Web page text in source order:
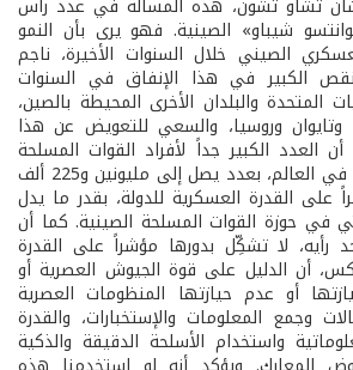
شيباو» الصينية. فهو يرى بأن النمو
الصيني خلال السنوات الأخيرة، ناجم
الكبير في هذا الإنفاق في السنوات
المتحدة والبلدان الأخرى المحيطة بالصين،
وتايوان وروسيا، والسعي للتعويض عن هذا
العدد الكبير جداً لأفراد القوات المسلحة
الصينية (المرتبة الأولى في العالم، بعدد يصل إلى مليونين و225 ألف
القدرة العسكرية للدولة، بقدر ما يدل
في حوزة القوات المسلحة الصينية. كما أن
رأيه، لا تشكِّل بدورها مؤشراً على القدرة
أن الدليل على قوة الجيوش العصرية أو
أو عدم حيازتها المنظومات العصرية
وجمع المعلومات والإستخبارات، والقدرة
واستخدام الأسلحة الدقيقة والذكية